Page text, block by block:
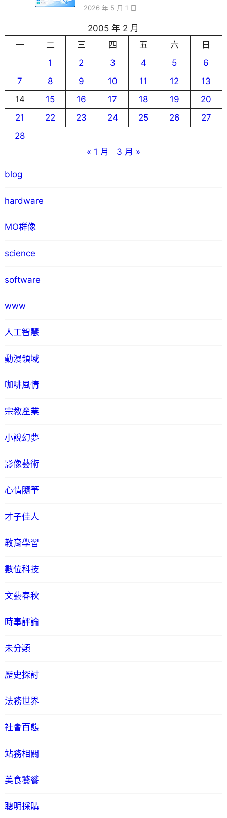
2026 年 5 月 1 日
2005 年 2 月
一
二 三 四 五 六
日
1
2 3 4 5
6
7
8 9 10 11 12
13
14
15 16 17 18 19
20
21
22 23 24 25 26
27
28
« 1 月
3 月 »
blog
hardware
MO群像
science
software
www
人工智慧
動漫領域
咖啡風情
宗教產業
小說幻夢
影像藝術
心情隨筆
才子佳人
教育學習
數位科技
文藝春秋
時事評論
未分類
歷史探討
法務世界
社會百態
站務相關
美食饕餮
聰明採購